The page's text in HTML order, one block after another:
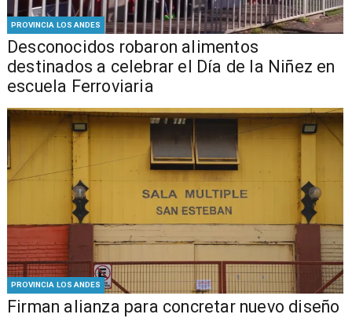
PROVINCIA LOS ANDES
Desconocidos robaron alimentos
destinados a celebrar el Día de la Niñez en
escuela Ferroviaria
PROVINCIA LOS ANDES
​​Firman alianza para concretar nuevo diseño